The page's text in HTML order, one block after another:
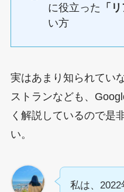
に役立った 「
い方
実はあまり知られてい
ストランなども、
く解説しているので是
い。
私は、